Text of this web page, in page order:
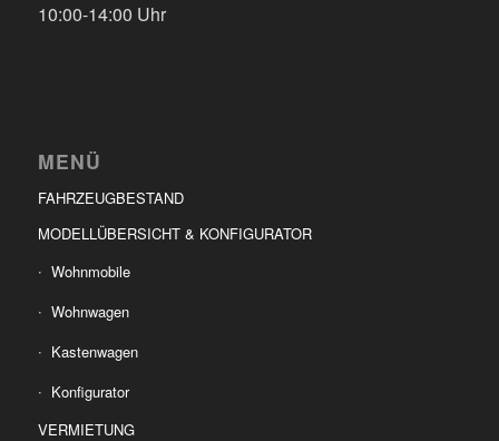
10:00-14:00 Uhr
MENÜ
FAHRZEUGBESTAND
MODELLÜBERSICHT & KONFIGURATOR
Wohnmobile
Wohnwagen
Kastenwagen
Konfigurator
VERMIETUNG